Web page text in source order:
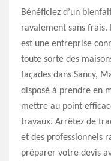
Bénéficiez d’un
ravalement sans
est une entreprise
toute sorte des
façades dans Sancy,
disposé à prendre en
mettre au point
travaux. Arrêtez de
et des professionnels
préparer votre devis